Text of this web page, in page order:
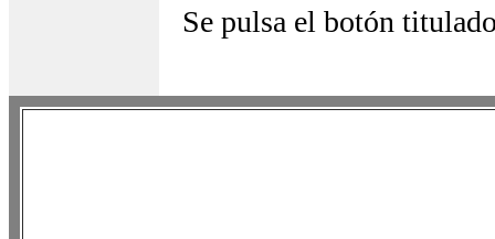
Se pulsa el botón